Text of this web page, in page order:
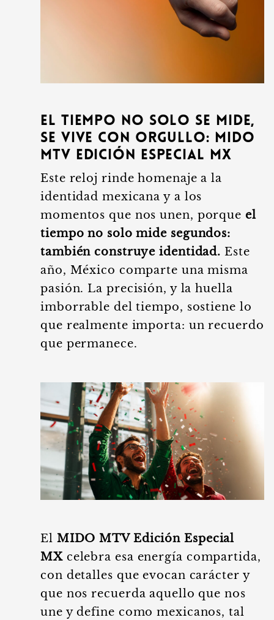
El tiempo no solo se mide,
se vive con orgullo: Mido
MTV Edición Especial MX
Este reloj rinde homenaje a la
identidad mexicana y a los
momentos que nos unen, porque el
tiempo no solo mide segundos:
también construye identidad. Este
año, México comparte una misma
pasión. La precisión, y la huella
imborrable del tiempo, sostiene lo
que realmente importa: un recuerdo
que permanece.
El MIDO MTV Edición Especial
MXcelebra esa energía compartida,
con detalles que evocan carácter y
que nos recuerda aquello que nos
une y define como mexicanos, tal